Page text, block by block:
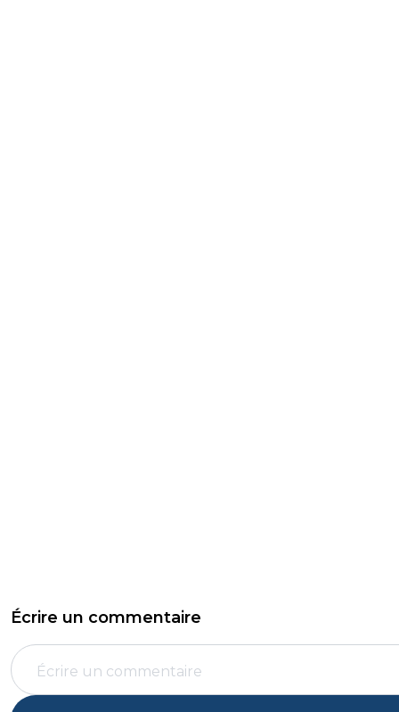
Écrire un commentaire